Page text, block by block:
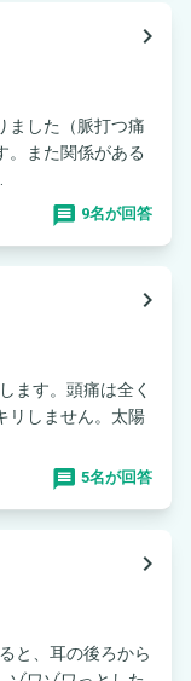
navigate_next
ました（脈打つ痛
。また関係がある
9名が回答
navigate_next
ます。頭痛は全く
リしません。太陽
5名が回答
navigate_next
と、耳の後ろから